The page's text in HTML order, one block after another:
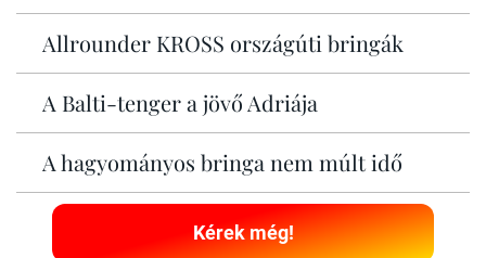
Allrounder KROSS országúti bringák
A Balti-tenger a jövő Adriája
A hagyományos bringa nem múlt idő
Kérek még!